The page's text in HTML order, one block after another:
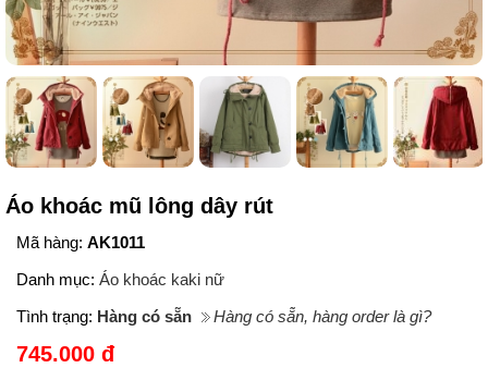
Áo khoác mũ lông dây rút
Mã hàng: AK1011
Danh mục: Áo khoác kaki nữ
Tình trạng: Hàng có sẵn Hàng có sẵn, hàng order là gì?
745.000 đ